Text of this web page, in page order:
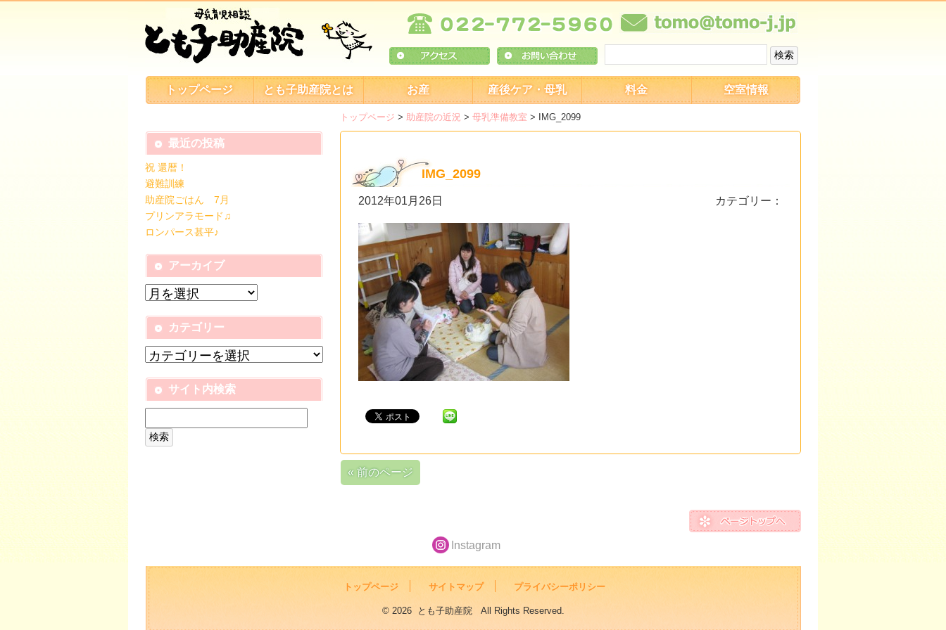
トップページ とも子助産院とは お産 産後ケア・母乳 料金 空室情報
トップページ > 助産院の近況 > 母乳準備教室 > IMG_2099
IMG_2099
2012年01月26日 カテゴリー：
« 前のページ
最近の投稿
祝 還暦！
避難訓練
助産院ごはん 7月
プリンアラモード♫
ロンパース甚平♪
アーカイブ
カテゴリー
サイト内検索
Instagram
トップページ サイトマップ プライバシーポリシー
© 2026 とも子助産院 All Rights Reserved.